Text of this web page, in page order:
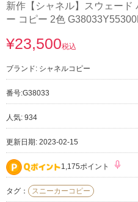
新作【シャネル】スウェード
ー コピー 2色
¥23,500税込
ブランド: シャネルコピー
番号:G38033
人気: 934
更新日期: 2023-02-15
1,175ポイント
タグ： スニーカーコピー